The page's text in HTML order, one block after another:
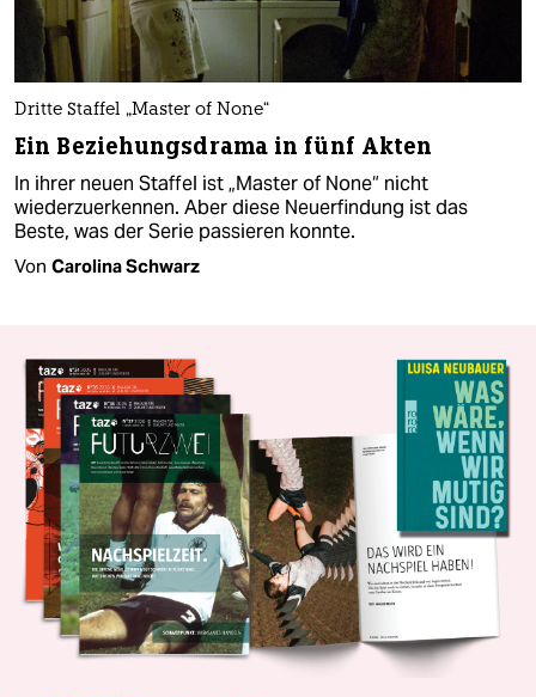
Dritte Staffel „Master of None“
Ein Beziehungsdrama in fünf Akten
In ihrer neuen Staffel ist „Master of None“ nicht
wiederzuerkennen. Aber diese Neuerfindung ist das
Beste, was der Serie passieren konnte.
Von Carolina Schwarz